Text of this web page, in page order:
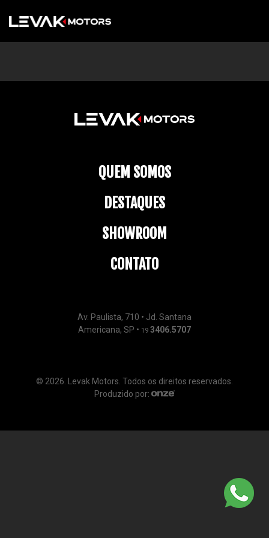
QUEM SOMOS
DESTAQUES
SHOWROOM
CONTATO
Av. Paulista, 710 • Jd. Santana
Americana, SP • 19 3406.5707
© 2026. Levak Motors. Todos os direitos reservados.
Produzido por: